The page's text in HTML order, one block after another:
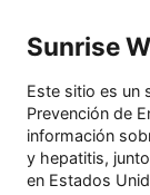
Sunrise
Este sitio es un
Prevención de
información
y hepatitis,
en Estados